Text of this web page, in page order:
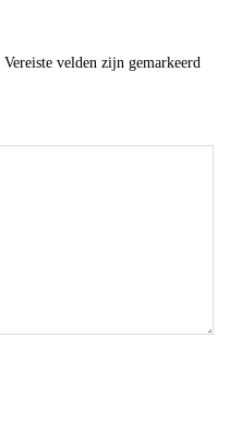
Vereiste velden zijn gemarkeerd